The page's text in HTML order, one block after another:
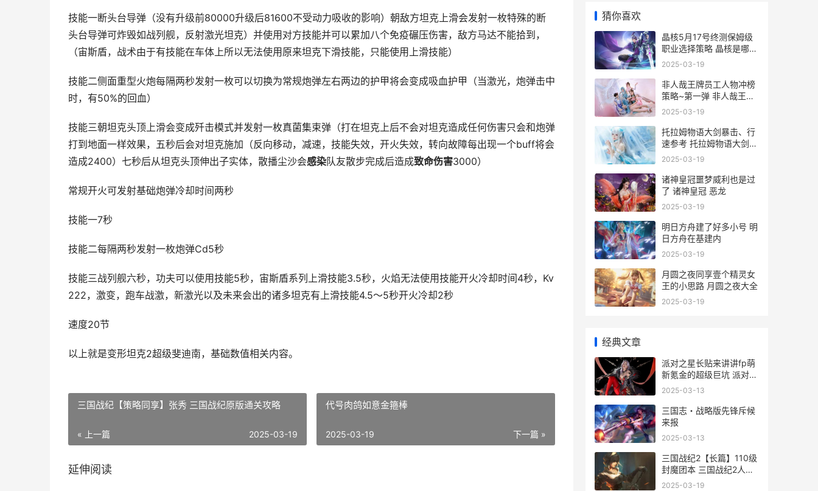
技能一断头台导弹（没有升级前80000升级后81600不受动力吸收的影响）朝敌方坦克上滑会发射一枚特殊的断
头台导弹可炸毁如战列舰，反射激光坦克）并使用对方技能并可以累加八个免疫碾压伤害，敌方马达不能拾到，
（宙斯盾，战术由于有技能在车体上所以无法使用原来坦克下滑技能，只能使用上滑技能）
技能二侧面重型火炮每隔两秒发射一枚可以切换为常规炮弹左右两边的护甲将会变成吸血护甲（当激光，炮弹击中
时，有50%的回血）
技能三朝坦克头顶上滑会变成歼击模式并发射一枚真菌集束弹（打在坦克上后不会对坦克造成任何伤害只会和炮弹
打到地面一样效果，五秒后会对坦克施加（反向移动，减速，技能失效，开火失效，转向故障每出现一个buff将会
造成2400）七秒后从坦克头顶伸出子实体，散播尘沙会感染队友散步完成后造成致命伤害3000）
常规开火可发射基础炮弹冷却时间两秒
技能一7秒
技能二每隔两秒发射一枚炮弹Cd5秒
技能三战列舰六秒，功夫可以使用技能5秒，宙斯盾系列上滑技能3.5秒，火焰无法使用技能开火冷却时间4秒，Kv
222，激变，跑车战激，新激光以及未来会出的诸多坦克有上滑技能4.5～5秒开火冷却2秒
速度20节
以上就是变形坦克2超级斐迪南，基础数值相关内容。
三国战纪【策略同享】张秀 三国战纪原版通关攻略
« 上一篇 2025-03-19
代号肉鸽如意金箍棒
下一篇 »
2025-03-19
延伸阅读
猜你喜欢
晶核5月17号终测保姆级
职业选择策略 晶核是哪个
公司的
2025-03-19
非人哉王牌员工人物冲榜
策略~第一弹 非人哉王牌
员工大圣
2025-03-19
托拉姆物语大剑暴击、行
速参考 托拉姆物语大剑武
器掉落列表
2025-03-19
诸神皇冠噩梦威利也是过
了 诸神皇冠 恶龙
2025-03-19
明日方舟建了好多小号 明
日方舟在基建内
2025-03-19
月圆之夜同享壹个精灵女
王的小思路 月圆之夜大全
2025-03-19
经典文章
派对之星长贴来讲讲fp萌
新氪金的超级巨坑 派对之
夜搭配
2025-03-13
三国志・战略版先锋斥候
来报
2025-03-13
三国战纪2【长篇】110级
封魔团本 三国战纪2人物
结局
2025-03-19